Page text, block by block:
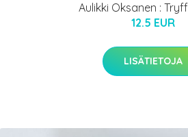
Aulikki Oksanen :
12.5 EUR
LISÄTIETOJA